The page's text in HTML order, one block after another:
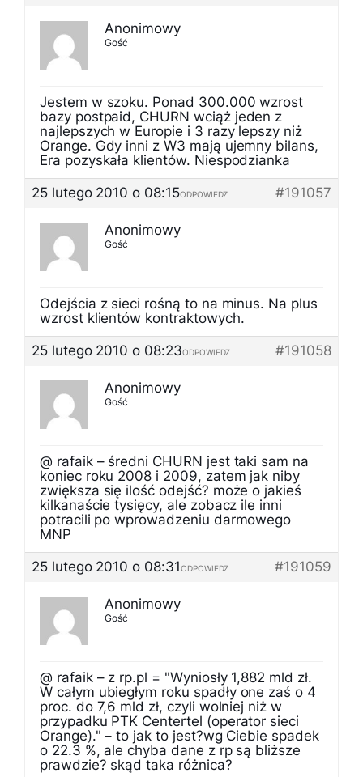
Anonimowy
Gość
Jestem w szoku. Ponad 300.000 wzrost
bazy postpaid, CHURN wciąż jeden z
najlepszych w Europie i 3 razy lepszy niż
Orange. Gdy inni z W3 mają ujemny bilans,
Era pozyskała klientów. Niespodzianka
25 lutego 2010 o 08:15
#191057
ODPOWIEDZ
Anonimowy
Gość
Odejścia z sieci rośną to na minus. Na plus
wzrost klientów kontraktowych.
25 lutego 2010 o 08:23
#191058
ODPOWIEDZ
Anonimowy
Gość
@ rafaik – średni CHURN jest taki sam na
koniec roku 2008 i 2009, zatem jak niby
zwiększa się ilość odejść? może o jakieś
kilkanaście tysięcy, ale zobacz ile inni
potracili po wprowadzeniu darmowego
MNP
25 lutego 2010 o 08:31
#191059
ODPOWIEDZ
Anonimowy
Gość
@ rafaik – z rp.pl = "Wyniosły 1,882 mld zł.
W całym ubiegłym roku spadły one zaś o 4
proc. do 7,6 mld zł, czyli wolniej niż w
przypadku PTK Centertel (operator sieci
Orange)." – to jak to jest?wg Ciebie spadek
o 22.3 %, ale chyba dane z rp są bliższe
prawdzie? skąd taka różnica?